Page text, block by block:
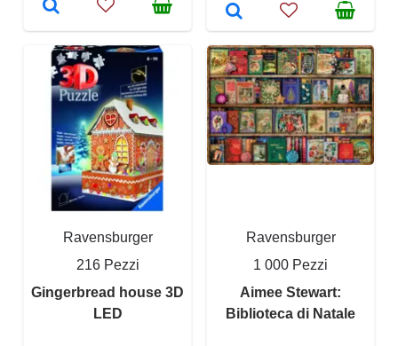
Ravensburger
216 Pezzi
Gingerbread house 3D
LED
Ravensburger
1 000 Pezzi
Aimee Stewart:
Biblioteca di Natale